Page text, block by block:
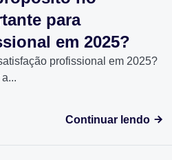
para
em 2025?
profissional em 2025?
Continuar lendo